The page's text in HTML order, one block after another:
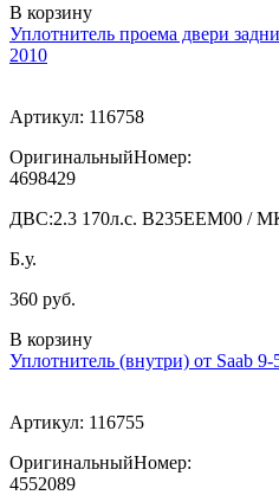
В корзину
Уплотнитель проема двери
2010
Артикул: 116758
ОригинальныйНомер:
4698429
ДВС:2.3 170л.с. В235ЕЕМ00 /
Б.у.
360 руб.
В корзину
Уплотнитель (внутри) от Saab 9-
Артикул: 116755
ОригинальныйНомер:
4552089